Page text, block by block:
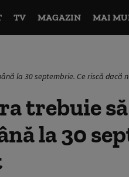
TV MAGAZIN MAI
la 30 septembrie. Ce riscă dacă
trebuie
la 30